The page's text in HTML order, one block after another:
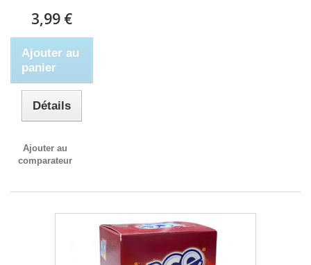
3,99 €
Ajouter au
panier
Détails
Ajouter au
comparateur